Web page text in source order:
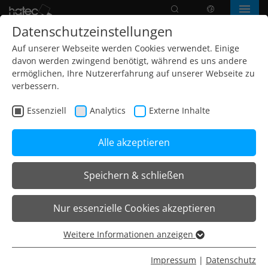
Sprache
Suche
Projekte
Badeparadies Schwarzwald | Titisee
Ingenieurbüro für Elektrotechnik Werner
Datenschutzeinstellungen
Auf unserer Webseite werden Cookies verwendet. Einige
davon werden zwingend benötigt, während es uns andere
ermöglichen, Ihre Nutzererfahrung auf unserer Webseite zu
verbessern.
Essenziell Analytics Externe Inhalte
Alle akzeptieren
Speichern & schließen
Nur essenzielle Cookies akzeptieren
Essenziell
Essenzielle Cookies werden für grundlegende Funktionen
Weitere Informationen anzeigen
Impressum | Datenschutz